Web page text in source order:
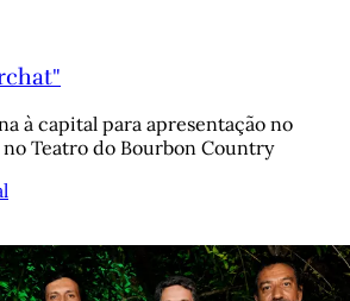
à capital para apresentação no
no Teatro do Bourbon Country